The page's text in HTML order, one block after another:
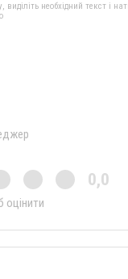
необхідний текст і
0,0
оцінити